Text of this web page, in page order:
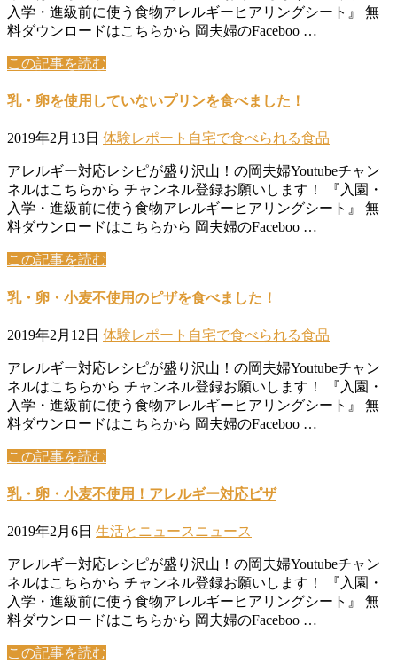
入学・進級前に使う食物アレルギーヒアリングシート』 無
料ダウンロードはこちらから 岡夫婦のFaceboo …
この記事を読む
乳・卵を使用していないプリンを食べました！
2019年2月13日 体験レポート 自宅で食べられる食品
アレルギー対応レシピが盛り沢山！の岡夫婦Youtubeチャン
ネルはこちらから チャンネル登録お願いします！ 『入園・
入学・進級前に使う食物アレルギーヒアリングシート』 無
料ダウンロードはこちらから 岡夫婦のFaceboo …
この記事を読む
乳・卵・小麦不使用のピザを食べました！
2019年2月12日 体験レポート 自宅で食べられる食品
アレルギー対応レシピが盛り沢山！の岡夫婦Youtubeチャン
ネルはこちらから チャンネル登録お願いします！ 『入園・
入学・進級前に使う食物アレルギーヒアリングシート』 無
料ダウンロードはこちらから 岡夫婦のFaceboo …
この記事を読む
乳・卵・小麦不使用！アレルギー対応ピザ
2019年2月6日 生活とニュースニュース
アレルギー対応レシピが盛り沢山！の岡夫婦Youtubeチャン
ネルはこちらから チャンネル登録お願いします！ 『入園・
入学・進級前に使う食物アレルギーヒアリングシート』 無
料ダウンロードはこちらから 岡夫婦のFaceboo …
この記事を読む